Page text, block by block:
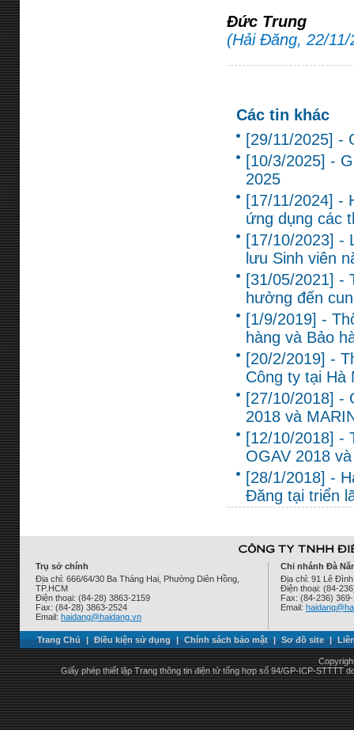
Đức Trung
(Hải Đăng, 22/11/
Các tin khác
[29/11/2025] -
[10/3/2025] -
2025
[17/11/2024] -
ứng dụng các
[17/10/2023] -
lưu Sinh viên
[31/05/2021] -
hưởng đến
[1/9/2019] -
hàng và Bảo
[20/2/2019] -
Công ty tại Hà
[27/10/2018] -
2018 và
[12/10/2018] -
OGAV 2018
[28/1/2018] -
Đăng tại triển
Trụ sở chính
Địa chỉ: 666/64/30 Ba Tháng Hai, Phường Diên Hồng,
TP.HCM
Điện thoại: (84-28) 3863-2159
Fax: (84-28) 3863-2524
Email: haidang@haidang.vn
Chi nhánh Đà
Địa chỉ: 91 Lê
Điện thoại: (84-
Fax: (84-236)
Email:
Trang Chủ | Điều kiện sử dụng | Chính sách bảo mật | Sơ đồ site |
Giấy phép thiết lập Trang thông tin điện tử tổng hợp số 94/GP-ICP-STTTT